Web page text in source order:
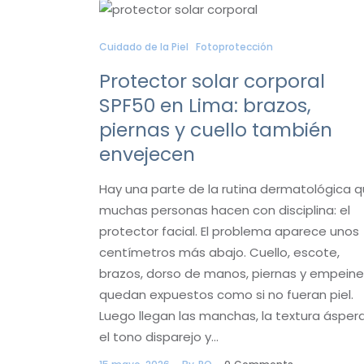
Cuidado de la Piel Fotoprotección
Protector solar corporal
SPF50 en Lima: brazos,
piernas y cuello también
envejecen
Hay una parte de la rutina dermatológica
muchas personas hacen con disciplina: el
protector facial. El problema aparece unos
centímetros más abajo. Cuello, escote,
brazos, dorso de manos, piernas y
quedan expuestos como si no fueran piel.
Luego llegan las manchas, la textura
el tono disparejo y…